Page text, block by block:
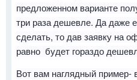
предложенном варианте
три раза дешевле. Да даже
сделать, то дав заявку на
равно будет гораздо
Вот вам наглядный пример-